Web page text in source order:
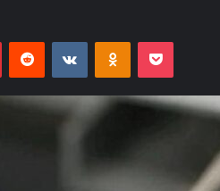
PinterestReddit VKontakteOdnoklassniki
Pocket